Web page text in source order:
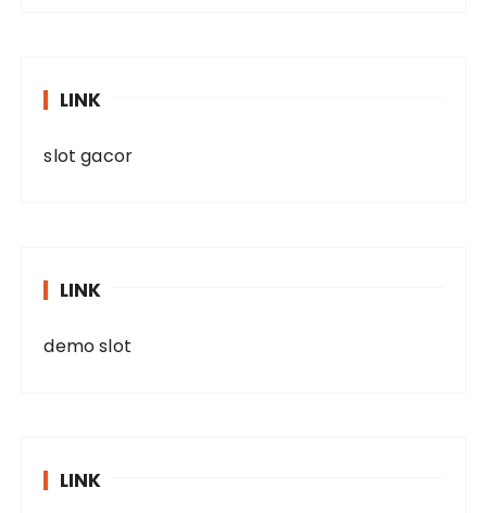
LINK
slot gacor
LINK
demo slot
LINK